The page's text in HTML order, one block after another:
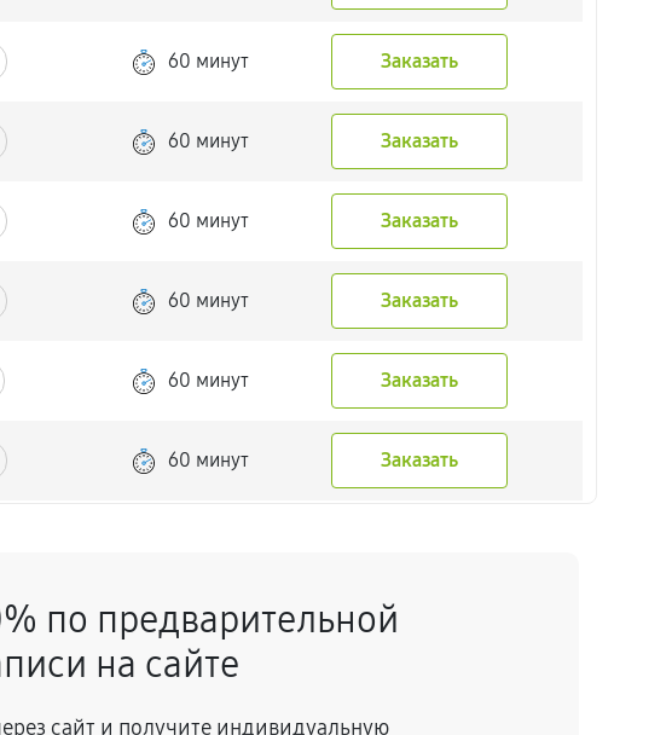
60 минут Заказать
60 минут Заказать
60 минут Заказать
60 минут Заказать
60 минут Заказать
60 минут Заказать
60 минут Заказать
по предварительной
на сайте
сайт и получите индивидуальную